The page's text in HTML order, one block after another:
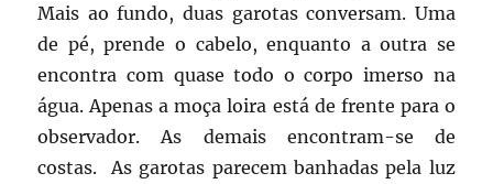
Mais ao fundo, duas garotas conversam. Uma
de pé, prende o cabelo, enquanto a outra se
encontra com quase todo o corpo imerso na
água. Apenas a moça loira está de frente para o
observador. As demais encontram-se de
costas. As garotas parecem banhadas pela luz